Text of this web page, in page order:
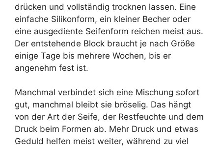
drücken und vollständig trocknen lassen. Eine
einfache Silikonform, ein kleiner Becher oder
eine ausgediente Seifenform reichen meist aus.
Der entstehende Block braucht je nach Größe
einige Tage bis mehrere Wochen, bis er
angenehm fest ist.
Manchmal verbindet sich eine Mischung sofort
gut, manchmal bleibt sie bröselig. Das hängt
von der Art der Seife, der Restfeuchte und dem
Druck beim Formen ab. Mehr Druck und etwas
Geduld helfen meist weiter, während zu viel